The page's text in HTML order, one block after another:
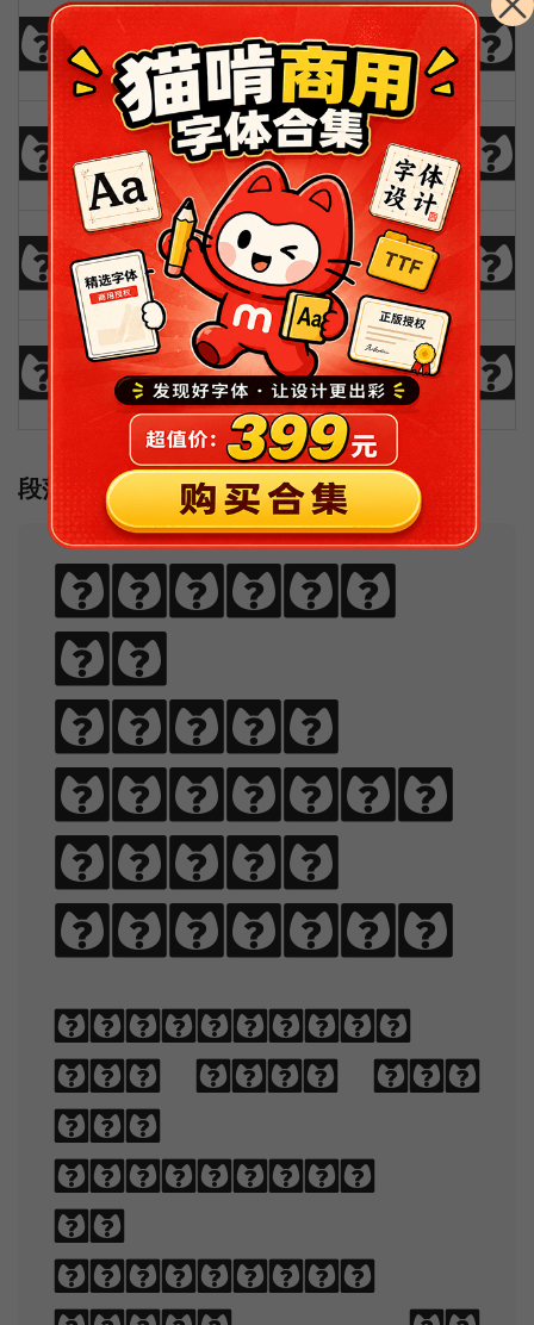
0123456789
!@#$%^&*()
_+-={}|[]?
: ;"'<>,./ \
段落样例
Sphinx
of
black
quartz,
judge
my vow.
Typography
is the art
and
technique
of
arranging